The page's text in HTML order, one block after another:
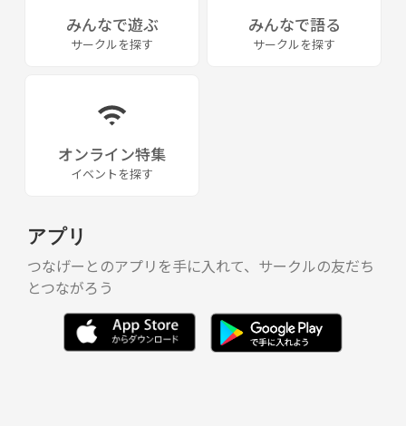
みんなで遊ぶ
サークルを探す
みんなで語る
サークルを探す
オンライン特集
イベントを探す
アプリ
つなげーとのアプリを手に入れて、サークルの友だち
とつながろう